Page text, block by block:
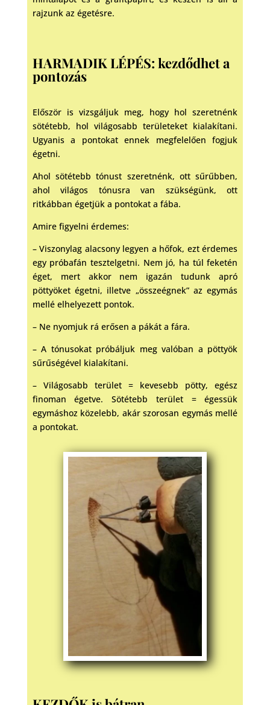
rajzunk az égetésre.
HARMADIK LÉPÉS: kezdődhet a
pontozás
Először is vizsgáljuk meg, hogy hol szeretnénk
sötétebb, hol világosabb területeket kialakítani.
Ugyanis a pontokat ennek megfelelően fogjuk
égetni.
Ahol sötétebb tónust szeretnénk, ott sűrűbben,
ahol világos tónusra van szükségünk, ott
ritkábban égetjük a pontokat a fába.
Amire figyelni érdemes:
– Viszonylag alacsony legyen a hőfok, ezt érdemes
egy próbafán tesztelgetni. Nem jó, ha túl feketén
éget, mert akkor nem igazán tudunk apró
pöttyöket égetni, illetve „összeégnek” az egymás
mellé elhelyezett pontok.
– Ne nyomjuk rá erősen a pákát a fára.
– A tónusokat próbáljuk meg valóban a pöttyök
sűrűségével kialakítani.
– Világosabb terület = kevesebb pötty, egész
finoman égetve. Sötétebb terület = égessük
egymáshoz közelebb, akár szorosan egymás mellé
a pontokat.